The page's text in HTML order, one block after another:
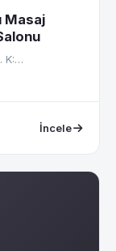
Masaj
K:…
İncele